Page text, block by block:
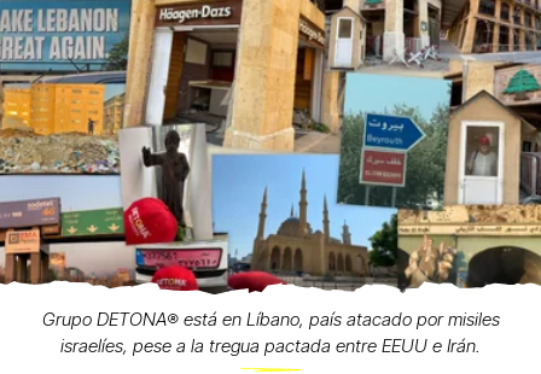
Grupo DETONA®️ está en Líbano, país atacado por misiles
israelíes, pese a la tregua pactada entre EEUU e Irán.